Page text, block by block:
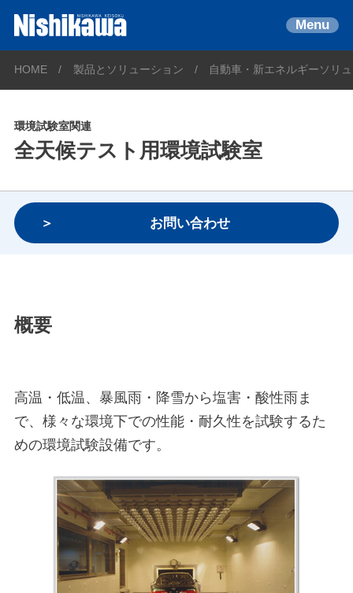
Menu
HOME 製品とソリューション 自動車・新エネルギーソリ
環境試験室関連
全天候テスト用環境試験室
お問い合わせ
概要
高温・低温、暴風雨・降雪から塩害・酸性雨ま
で、様々な環境下での性能・耐久性を試験するた
めの環境試験設備です。